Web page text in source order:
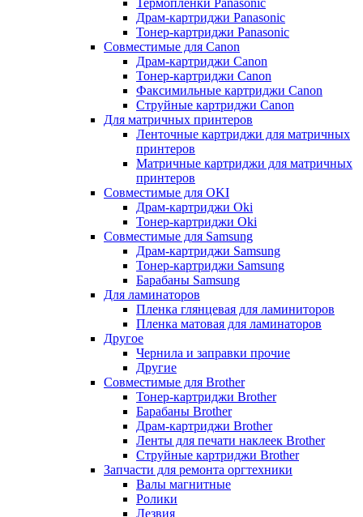
Термопленки Panasonic
Драм-картриджи Panasonic
Тонер-картриджи Panasonic
Совместимые для Canon
Драм-картриджи Canon
Тонер-картриджи Canon
Факсимильные картриджи Canon
Струйные картриджи Canon
Для матричных принтеров
Ленточные картриджи для матричных
принтеров
Матричные картриджи для матричных
принтеров
Совместимые для OKI
Драм-картриджи Oki
Тонер-картриджи Oki
Совместимые для Samsung
Драм-картриджи Samsung
Тонер-картриджи Samsung
Барабаны Samsung
Для ламинаторов
Пленка глянцевая для ламиниторов
Пленка матовая для ламинаторов
Другое
Чернила и заправки прочие
Другие
Совместимые для Brother
Тонер-картриджи Brother
Барабаны Brother
Драм-картриджи Brother
Ленты для печати наклеек Brother
Струйные картриджи Brother
Запчасти для ремонта оргтехники
Валы магнитные
Ролики
Лезвия